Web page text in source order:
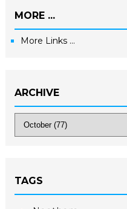
MORE ...
More Links ...
ARCHIVE
TAGS